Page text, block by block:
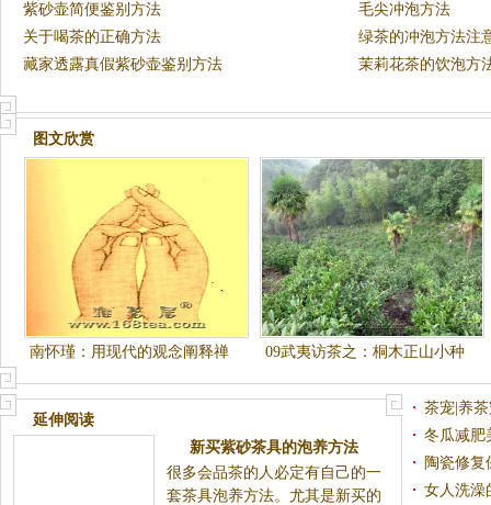
紫砂壶简便鉴别方法
毛尖冲泡方法
关于喝茶的正确方法
绿茶的冲泡方法注
藏家透露真假紫砂壶鉴别方法
茉莉花茶的饮泡方
图文欣赏
南怀瑾：用现代的观念阐释禅
宗的治心方法
09武夷访茶之：桐木正山小种
生态茶园
延伸阅读
新买紫砂茶具的泡养方法
很多会品茶的人必定有自己的一
套茶具泡养方法。尤其是新买的
茶宠|养
冬瓜减肥
陶瓷修
女人洗澡